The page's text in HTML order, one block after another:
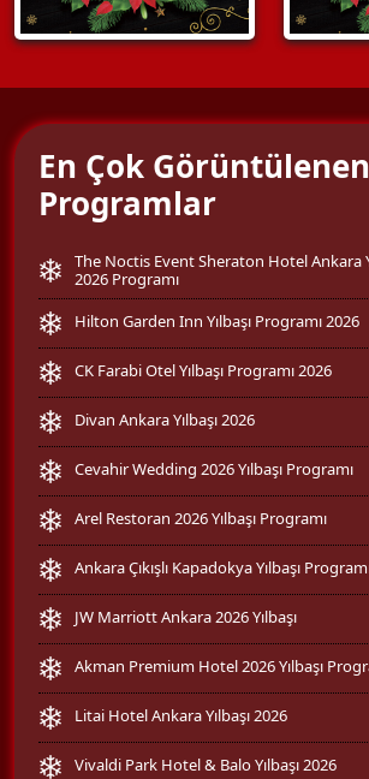
En Çok Görüntülenen
Programlar
The Noctis Event Sheraton Hotel Ankara
2026 Programı
Hilton Garden Inn Yılbaşı Programı 2026
CK Farabi Otel Yılbaşı Programı 2026
Divan Ankara Yılbaşı 2026
Cevahir Wedding 2026 Yılbaşı Programı
Arel Restoran 2026 Yılbaşı Programı
Ankara Çıkışlı Kapadokya Yılbaşı
JW Marriott Ankara 2026 Yılbaşı
Akman Premium Hotel 2026 Yılbaşı
Litai Hotel Ankara Yılbaşı 2026
Vivaldi Park Hotel & Balo Yılbaşı 2026